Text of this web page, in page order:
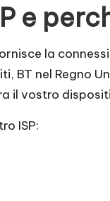
e
la
BT nel Regno
il vostro
ISP: